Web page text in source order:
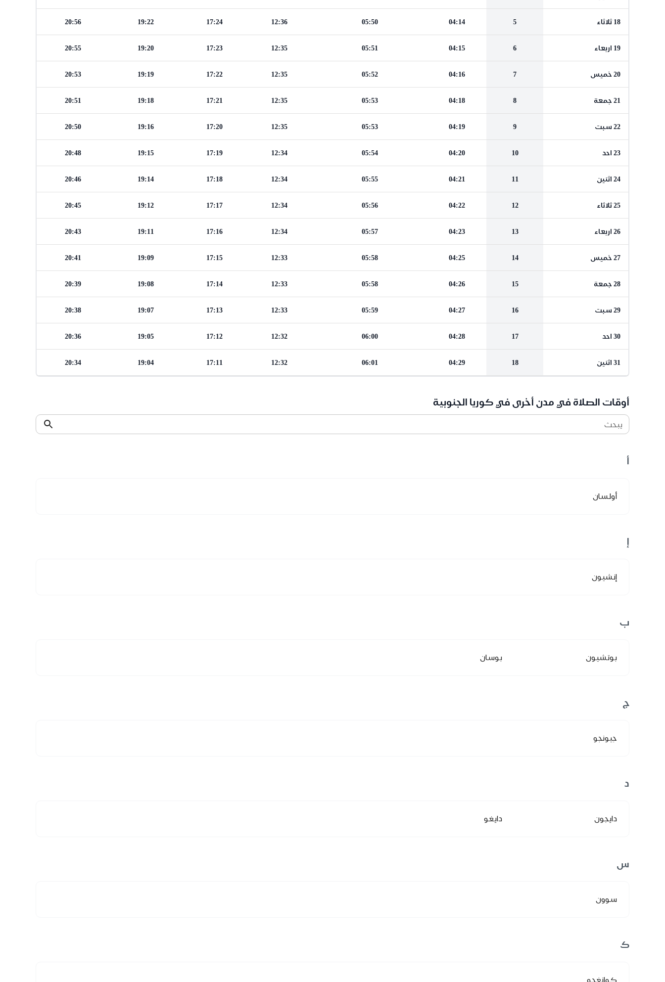
18 ثلاثاء 5
04:14
05:50
12:36
17:24
19:22
20:56
19 اربعاء 6
04:15
05:51
12:35
17:23
19:20
20:55
20 خميس 7
04:16
05:52
12:35
17:22
19:19
20:53
21 جمعة 8
04:18
05:53
12:35
17:21
19:18
20:51
22 سبت 9
04:19
05:53
12:35
17:20
19:16
20:50
23 احد 10
04:20
05:54
12:34
17:19
19:15
20:48
24 اثنين 11
04:21
05:55
12:34
17:18
19:14
20:46
25 ثلاثاء 12
04:22
05:56
12:34
17:17
19:12
20:45
26 اربعاء 13
04:23
05:57
12:34
17:16
19:11
20:43
27 خميس 14
04:25
05:58
12:33
17:15
19:09
20:41
28 جمعة 15
04:26
05:58
12:33
17:14
19:08
20:39
29 سبت 16
04:27
05:59
12:33
17:13
19:07
20:38
30 احد 17
04:28
06:00
12:32
17:12
19:05
20:36
31 اثنين 18
04:29
06:01
12:32
17:11
19:04
20:34
أوقات الصلاة في مدن أخرى في كوريا الجنوبية
يبحث
أ
أولسان
إ
إنشيون
ب
بوتشيون بوسان
ج
جيونجو
د
دايجون دايغو
س
سوون
ك
كوانغجو